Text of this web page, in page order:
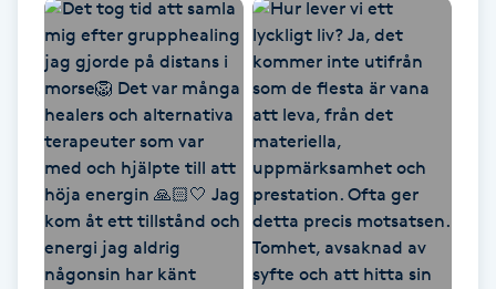
Frisör
Funktionsanalys
Färgning